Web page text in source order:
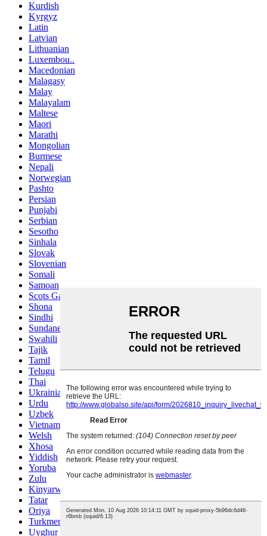
Kurdish
Kyrgyz
Latin
Latvian
Lithuanian
Luxembou..
Macedonian
Malagasy
Malay
Malayalam
Maltese
Maori
Marathi
Mongolian
Burmese
Nepali
Norwegian
Pashto
Persian
Punjabi
Serbian
Sesotho
Sinhala
Slovak
Slovenian
Somali
Samoan
Scots Gaelic
Shona
Sindhi
Sundanese
Swahili
Tajik
Tamil
Telugu
Thai
Ukrainian
Urdu
Uzbek
Vietnamese
Welsh
Xhosa
Yiddish
Yoruba
Zulu
Kinyarwanda
Tatar
Oriya
Turkmen
Uyghur